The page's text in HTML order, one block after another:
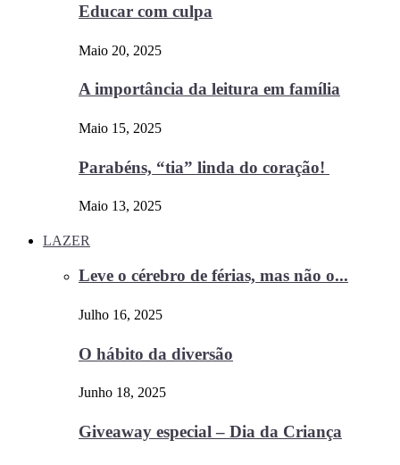
Educar com culpa
Maio 20, 2025
A importância da leitura em família
Maio 15, 2025
Parabéns, “tia” linda do coração!
Maio 13, 2025
LAZER
Leve o cérebro de férias, mas não o...
Julho 16, 2025
O hábito da diversão
Junho 18, 2025
Giveaway especial – Dia da Criança